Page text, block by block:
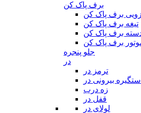
برف پاک کن
برف پاک کن
تیغه برف پاک کن
برف پاک کن
برف پاک کن
جلو پنجره
در
ترمز در
بیرونی در
زه درب
قفل در
لولای در